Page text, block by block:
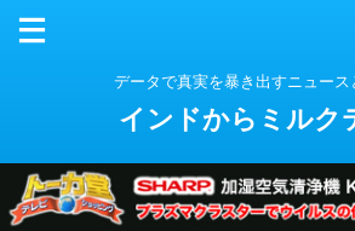
データで真実を暴き出すニュース
インドからミルク